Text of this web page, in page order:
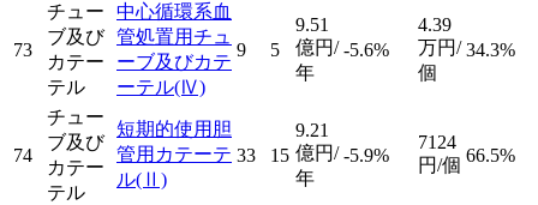
73
チュー
ブ及び
カテー
テル
中心循環系血
管処置用チュ
ーブ及びカテ
ーテル(Ⅳ)
9 5
9.51
億円/
年
-5.6%
4.39
万円/
個
34.3%
74
チュー
ブ及び
カテー
テル
短期的使用胆
管用カテーテ
ル(Ⅱ)
33 15
9.21
億円/
年
-5.9%
7124
円/個 66.5%